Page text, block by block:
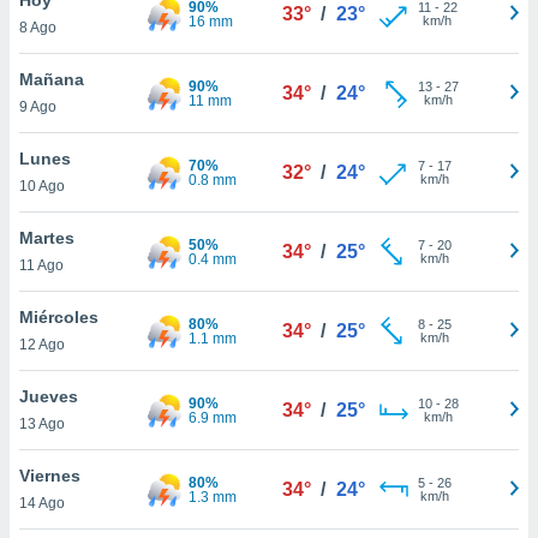
en
más
nuestra
de
cookies
aceptar
8 Ago
90%
16 mm
33° / 23° 11 - 22
km/h
Mañana
9 Ago
90%
11 mm
34° / 24° 13- 27
km/h
Lunes
10 Ago
70%
0.8 mm
32° / 24° 7- 17
km/h
Martes
11 Ago
50%
0.4 mm
34° / 25° 7- 20
km/h
Miércoles
12 Ago
80%
1.1 mm
34° / 25° 8- 25
km/h
Jueves
13 Ago
90%
6.9 mm
34° / 25° 10- 28
km/h
Viernes
14 Ago
80%
1.3 mm
34° / 24° 5- 26
km/h